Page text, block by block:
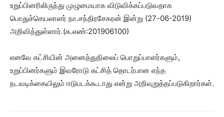
உறுப்பினரிலிருந்து முழுமையாக விடுவிக்கப்படுவதாக
பொதுச்செயலாளர் நா.சந்திரசேகரன் இன்று (27-06-2019)
அறிவித்துள்ளார்.(க.எண்:201906100)
எனவே கட்சியின் அனைத்துநிலைப் பொறுப்பாளர்களும்,
உறுப்பினர்களும் இவரோடு கட்சித் தொடர்பான எந்த
நடவடிக்கையிலும் ஈடுபடக்கூடாது என்று அறிவுறுத்தப்படுகிறார்கள்.